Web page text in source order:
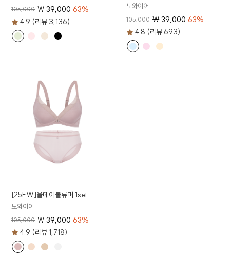
105,000 ₩39,000 63%
4.9 (리뷰 3,136)
노와이어
105,000 ₩39,000 63%
4.8 (리뷰 693)
[25FW]올데이볼류머 1set
노와이어
105,000 ₩39,000 63%
4.9 (리뷰 1,718)